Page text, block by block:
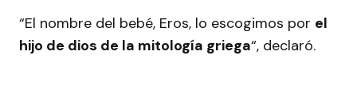
“El nombre del bebé, Eros, lo escogimos por el
hijo de dios de la mitología griega“, declaró.